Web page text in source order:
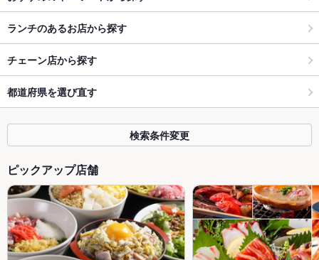
ランチのあるお店から探す
チェーン店から探す
都道府県を選び直す
検索条件変更
ピックアップ店舗